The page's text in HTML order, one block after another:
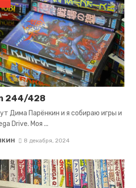
244/428
Дима Парёнкин и я собираю игры и
Drive. Моя ...
8 декабря, 2024